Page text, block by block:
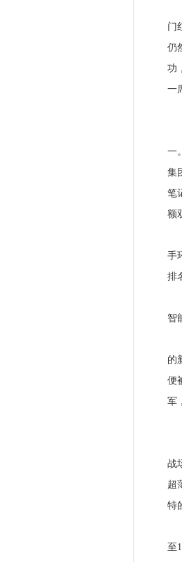
门
仍
功
一
一
集
笔
额
手
排
智
的
便
军
战
超
特
至